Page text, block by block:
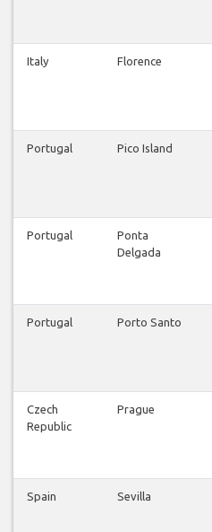
Italy Florence
Portugal Pico Island
Portugal
Ponta
Delgada
Portugal Porto Santo
Czech
Republic
Prague
Spain Sevilla